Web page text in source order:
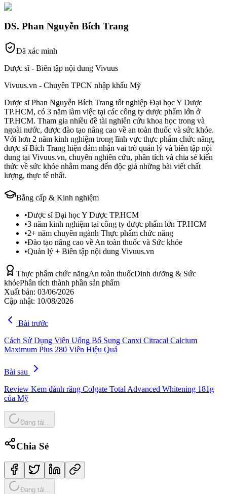
DS. Phan Nguyễn Bích Trang
Đã xác minh
Dược sĩ - Biên tập nội dung Vivuus
Vivuus.vn - Chuyên TPCN nhập khẩu Mỹ
Dược sĩ Phan Nguyễn Bích Trang tốt nghiệp Đại học Y Dược
TP.HCM, có 3 năm làm việc tại các công ty dược phẩm lớn ở
TP.HCM. Tham gia nhiều đề tài nghiên cứu khoa học trong và
ngoài nước, được đào tạo nâng cao về an toàn thuốc và sức khỏe.
Với hơn 2 năm kinh nghiệm trong lĩnh vực thực phẩm chức năng,
dược sĩ Bích Trang hiện đảm nhận vai trò quản lý và biên tập nội
dung tại Vivuus.vn, chuyên nghiên cứu, phân tích và chia sẻ kiến
thức về sức khỏe nhằm mang đến độc giả những bài viết chất
lượng, thực tế nhất.
Bằng cấp & Kinh nghiệm
•Dược sĩ Đại học Y Dược TP.HCM
•3 năm kinh nghiệm tại công ty dược phẩm lớn TP.HCM
•2+ năm chuyên ngành Thực phẩm chức năng
•Đào tạo nâng cao về An toàn thuốc và Sức khỏe
•Quản lý + Biên tập nội dung Vivuus.vn
Thực phẩm chức năngAn toàn thuốcDinh dưỡng & Sức
khỏePhân tích thành phần sản phẩm
Xuất bản: 03/06/2026
Cập nhật: 10/08/2026
Bài trước
Cách Sử Dụng Viên Uống Bổ Sung Canxi Citracal Calcium
Maximum Plus 280 Viên Hiệu Quả
Bài sau
Review Kem đánh răng Colgate Total Advanced Whitening 181g
của Mỹ
Đang tải...
Chia Sẻ
Đang tải...